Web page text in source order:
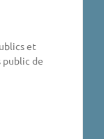
et
public de